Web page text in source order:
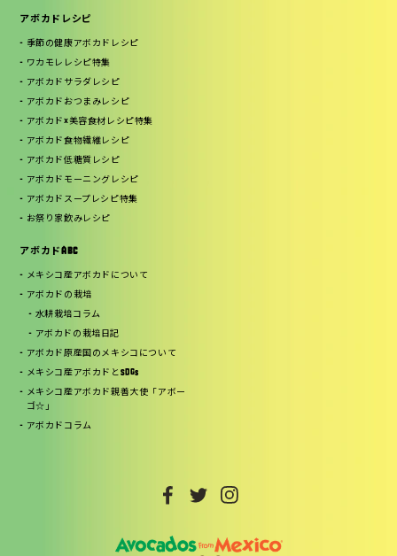
アボカドレシピ
季節の健康アボカドレシピ
ワカモレレシピ特集
アボカドサラダレシピ
アボカドおつまみレシピ
アボカド×美容食材レシピ特集
アボカド食物繊維レシピ
アボカド低糖質レシピ
アボカドモーニングレシピ
アボカドスープレシピ特集
お祭り家飲みレシピ
アボカドABC
メキシコ産アボカドについて
アボカドの栽培
水耕栽培コラム
アボカドの栽培日記
アボカド原産国のメキシコについて
メキシコ産アボカドとSDGs
メキシコ産アボカド親善大使「アボー
ゴ☆」
アボカドコラム